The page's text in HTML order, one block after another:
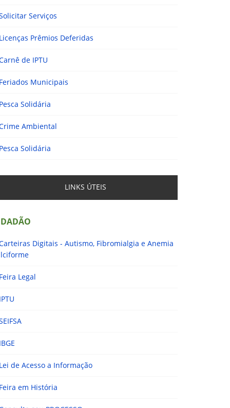
Serviços
Prêmios Deferidas
de IPTU
Municipais
Solidária
Ambiental
Solidária
LINKS ÚTEIS
Digitais - Autismo, Fibromialgia e Anemia
Legal
de Acesso a Informação
em História